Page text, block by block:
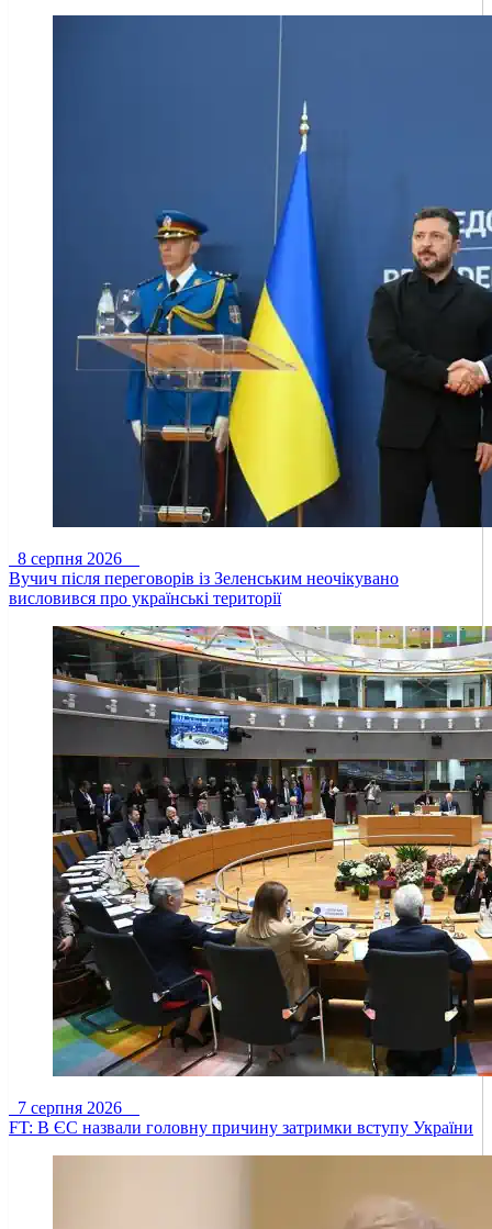
8 серпня 2026
Вучич після переговорів із Зеленським неочікувано
висловився про українські території
7 серпня 2026
FT: В ЄС назвали головну причину затримки вступу України